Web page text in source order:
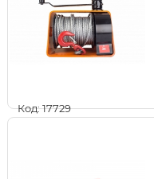
Код: 17729